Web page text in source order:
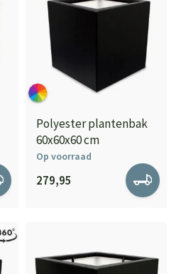
Polyester plantenbak
60x60x60 cm
Op voorraad
279,95